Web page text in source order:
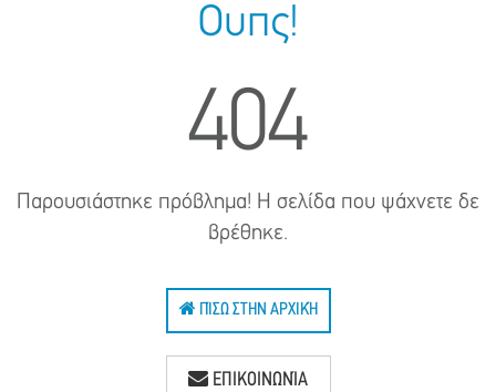
Ουπς!
404
Παρουσιάστηκε πρόβλημα! Η σελίδα που ψάχνετε δε
βρέθηκε.
ΠΊΣΩ ΣΤΗΝ ΑΡΧΙΚΉ
ΕΠΙΚΟΙΝΩΝΊΑ